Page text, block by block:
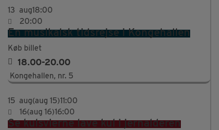
13 aug18:00
20:00
En musikalsk tidsrejse i Kongehallen
Køb billet
18.00-20.00
Kongehallen, nr. 5
15 aug(aug 15)11:00
16(aug 16)16:00
Se kulsvierne lave kul i jernalderen